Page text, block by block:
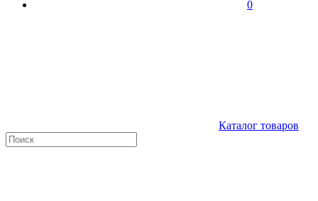
0
Каталог товаров